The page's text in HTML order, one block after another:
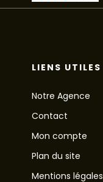
LIENS UTILES
Notre Agence
Contact
Mon compte
Plan du site
Mentions légales